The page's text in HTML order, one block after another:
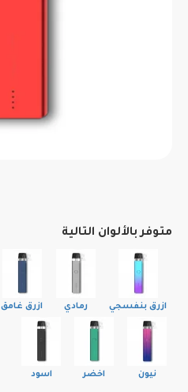
متوفر بالألوان التالية
ازرق بنفسجي رمادي ازرق غامق
نيون اخضر اسود